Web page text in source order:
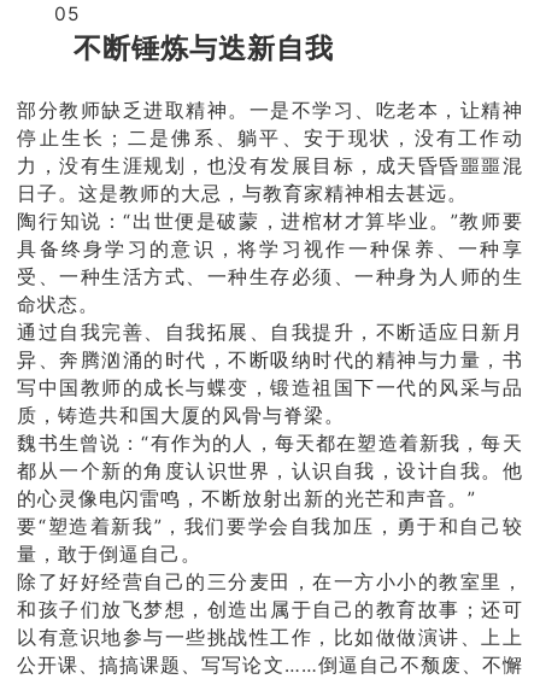
05
不断锤炼与迭新自我
部分教师缺乏进取精神。一是不学习、吃老本，让精神
停止生长；二是佛系、躺平、安于现状，没有工作动
力，没有生涯规划，也没有发展目标，成天昏昏噩噩混
日子。这是教师的大忌，与教育家精神相去甚远。
陶行知说：“出世便是破蒙，进棺材才算毕业。”教师要
具备终身学习的意识，将学习视作一种保养、一种享
受、一种生活方式、一种生存必须、一种身为人师的生
命状态。
通过自我完善、自我拓展、自我提升，不断适应日新月
异、奔腾汹涌的时代，不断吸纳时代的精神与力量，书
写中国教师的成长与蝶变，锻造祖国下一代的风采与品
质，铸造共和国大厦的风骨与脊梁。
魏书生曾说：“有作为的人，每天都在塑造着新我，每天
都从一个新的角度认识世界，认识自我，设计自我。他
的心灵像电闪雷鸣，不断放射出新的光芒和声音。”
要“塑造着新我”，我们要学会自我加压，勇于和自己较
量，敢于倒逼自己。
除了好好经营自己的三分麦田，在一方小小的教室里，
和孩子们放飞梦想，创造出属于自己的教育故事；还可
以有意识地参与一些挑战性工作，比如做做演讲、上上
公开课、搞搞课题、写写论文……倒逼自己不颓废、不懈